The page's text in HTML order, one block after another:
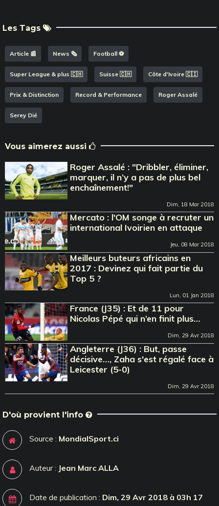
Les Tags
Article 📰 News 🗞️ Football ⚽️
Super League & plus 🇨🇭 Suisse 🇨🇭 Côte d'Ivoire 🇨🇮
Prix & Distinction Record & Performance Roger Assalé
Serey Dié
Vous aimerez aussi
Roger Assalé : "Dribbler, éliminer,
marquer, il n’y a pas de plus bel
enchaînement!"
Dim, 18 Mar 2018
Mercato : l'OM songe à recruter un
international Ivoirien en attaque
Jeu, 08 Mar 2018
Meilleurs buteurs africains en
2017 : Devinez qui fait partie du
Top 5 ?
Lun, 01 Jan 2018
France (J35) : Et de 11 pour
Nicolas Pépé qui n’en finit plus…
Dim, 29 Avr 2018
Angleterre (J36) : But, passe
décisive…, Zaha s'est régalé face à
Leicester (5-0)
Dim, 29 Avr 2018
D'où provient l'info
Source : MondialSport.ci
Auteur : Jean Marc ALLA
Date de publication : Dim, 29 Avr 2018 à 03h 17